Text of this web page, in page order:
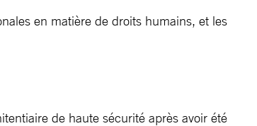
en matière de droits humains, et les
de haute sécurité après avoir été